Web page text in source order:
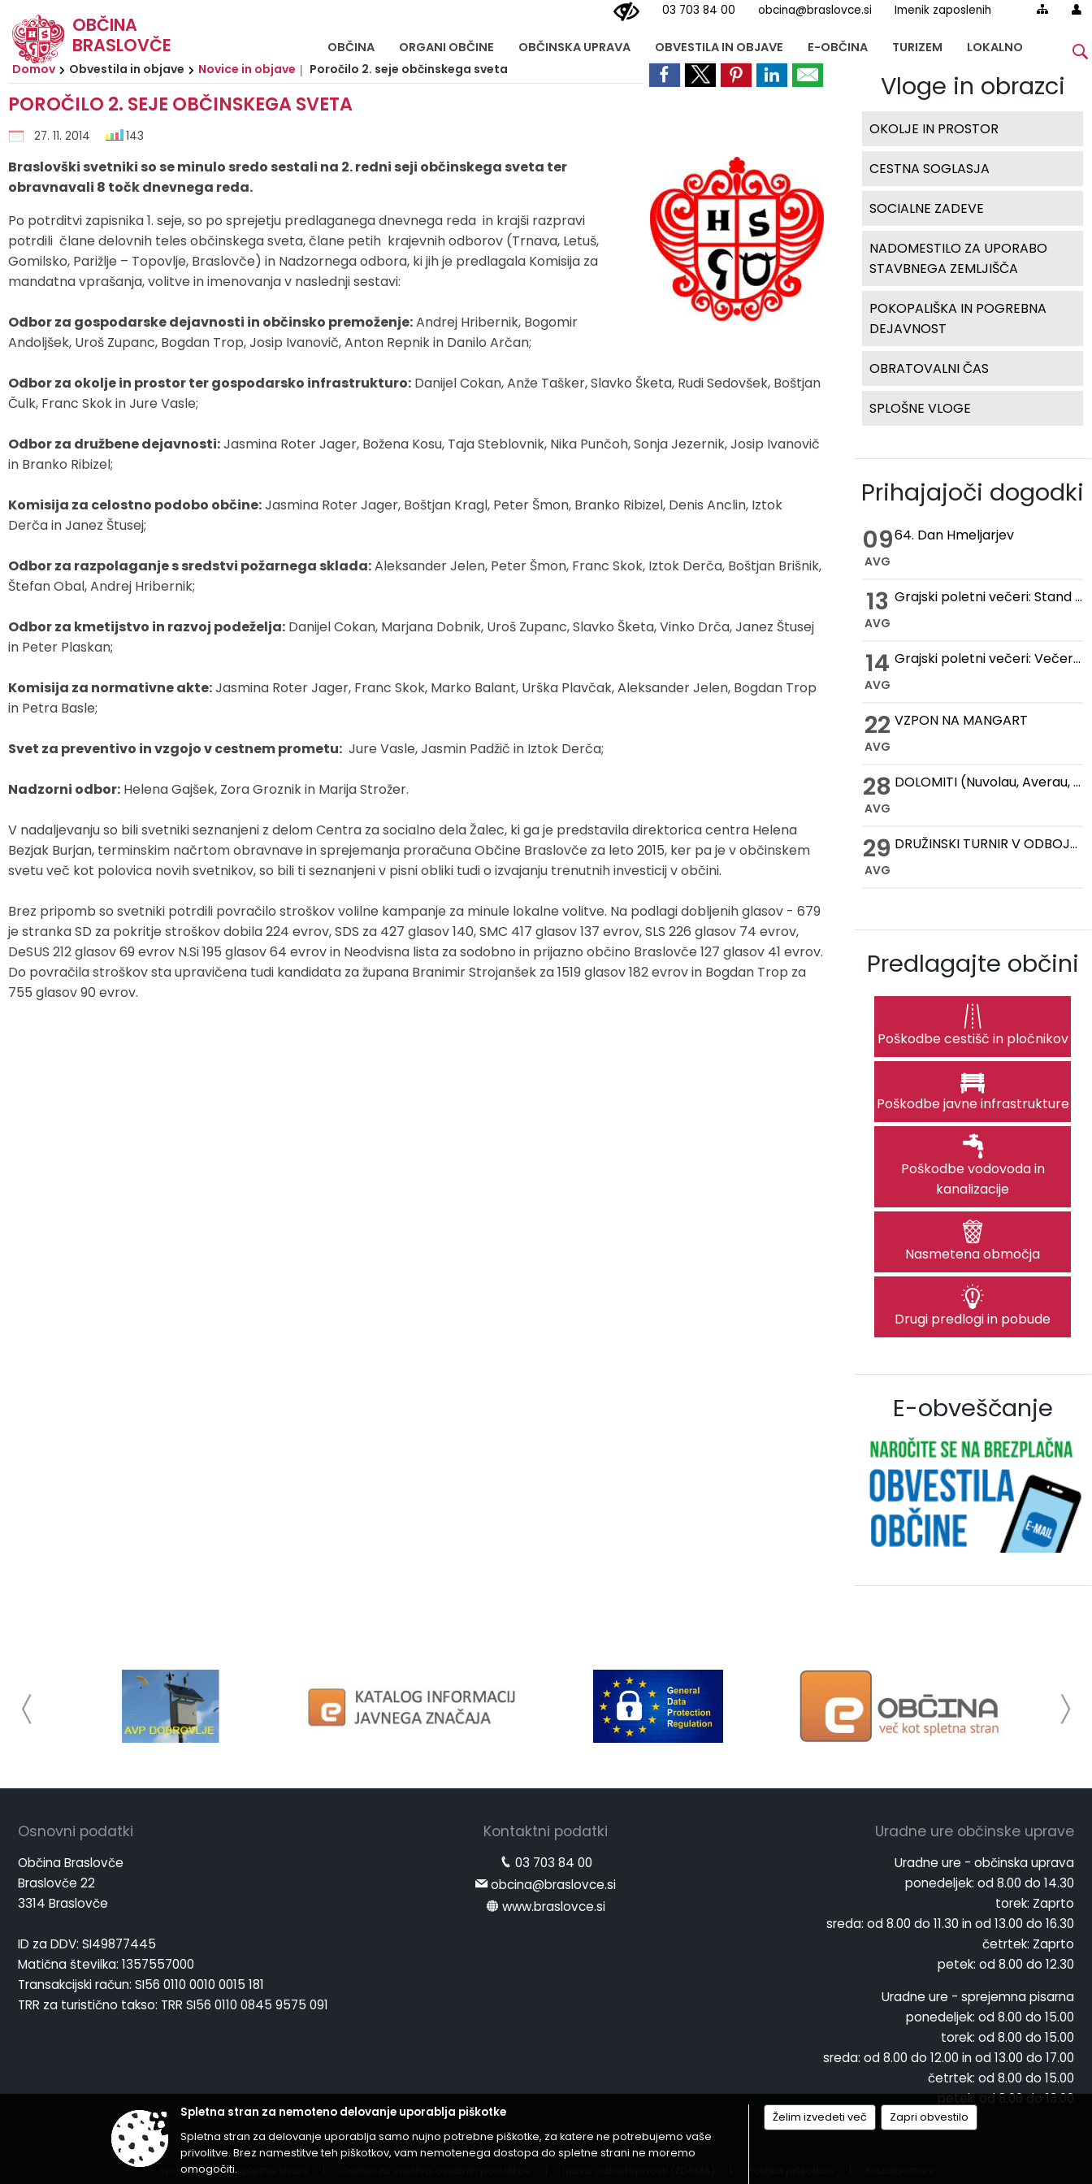
03 703 84 00 obcina@braslovce.si Imenik zaposlenih
OBČINA
BRASLOVČE
OBČINA ORGANI OBČINE OBČINSKA UPRAVA OBVESTILA IN OBJAVE E-OBČINA TURIZEM
LOKALNO
Domov
Obvestila in objave Novice in objave Poročilo 2. seje občinskega sveta
POROČILO 2. SEJE OBČINSKEGA SVETA
27. 11. 2014 143
Braslovški svetniki so se minulo sredo sestali na 2. redni seji občinskega sveta ter
obravnavali 8 točk dnevnega reda.
Po potrditvi zapisnika 1. seje, so po sprejetju predlaganega dnevnega reda in krajši razpravi
potrdili člane delovnih teles občinskega sveta, člane petih krajevnih odborov (Trnava, Letuš,
Gomilsko, Parižlje – Topovlje, Braslovče) in Nadzornega odbora, ki jih je predlagala Komisija za
mandatna vprašanja, volitve in imenovanja v naslednji sestavi:
Odbor za gospodarske dejavnosti in občinsko premoženje:Andrej Hribernik, Bogomir
Andoljšek, Uroš Zupanc, Bogdan Trop, Josip Ivanovič, Anton Repnik in Danilo Arčan;
Odbor za okolje in prostor ter gospodarsko infrastrukturo: Danijel Cokan, Anže Tašker, Slavko Šketa, Rudi Sedovšek, Boštjan
Čulk, Franc Skok in Jure Vasle;
Odbor za družbene dejavnosti:Jasmina Roter Jager, Božena Kosu, Taja Steblovnik, Nika Punčoh, Sonja Jezernik, Josip Ivanovič
in Branko Ribizel;
Komisija za celostno podobo občine:Jasmina Roter Jager, Boštjan Kragl, Peter Šmon, Branko Ribizel, Denis Anclin, Iztok
Derča in Janez Štusej;
Odbor za razpolaganje s sredstvi požarnega sklada:Aleksander Jelen, Peter Šmon, Franc Skok, Iztok Derča, Boštjan Brišnik,
Štefan Obal, Andrej Hribernik;
Odbor za kmetijstvo in razvoj podeželja: Danijel Cokan, Marjana Dobnik, Uroš Zupanc, Slavko Šketa, Vinko Drča, Janez Štusej
in Peter Plaskan;
Komisija za normativne akte:Jasmina Roter Jager, Franc Skok, Marko Balant, Urška Plavčak, Aleksander Jelen, Bogdan Trop
in Petra Basle;
Svet za preventivo in vzgojo v cestnem prometu: Jure Vasle, Jasmin Padžič in Iztok Derča;
Nadzorni odbor: Helena Gajšek, Zora Groznik in Marija Strožer.
V nadaljevanju so bili svetniki seznanjeni z delom Centra za socialno dela Žalec, ki ga je predstavila direktorica centra Helena
Bezjak Burjan, terminskim načrtom obravnave in sprejemanja proračuna Občine Braslovče za leto 2015, ker pa je v občinskem
svetu več kot polovica novih svetnikov, so bili ti seznanjeni v pisni obliki tudi o izvajanju trenutnih investicij v občini.
Brez pripomb so svetniki potrdili povračilo stroškov volilne kampanje za minule lokalne volitve. Na podlagi dobljenih glasov - 679
je stranka SD za pokritje stroškov dobila 224 evrov, SDS za 427 glasov 140, SMC 417 glasov 137 evrov, SLS 226 glasov 74 evrov,
DeSUS 212 glasov 69 evrov N.Si 195 glasov 64 evrov in Neodvisna lista za sodobno in prijazno občino Braslovče 127 glasov 41 evrov.
Do povračila stroškov sta upravičena tudi kandidata za župana Branimir Strojanšek za 1519 glasov 182 evrov in Bogdan Trop za
755 glasov 90 evrov.
Vloge in obrazci
OKOLJE IN PROSTOR
CESTNA SOGLASJA
SOCIALNE ZADEVE
NADOMESTILO ZA UPORABO
STAVBNEGA ZEMLJIŠČA
POKOPALIŠKA IN POGREBNA
DEJAVNOST
OBRATOVALNI ČAS
SPLOŠNE VLOGE
Prihajajoči dogodki
09
AVG
64. Dan Hmeljarjev
13
AVG
Grajski poletni večeri: Stand up večer na Gradu Žovnek
14
AVG
Grajski poletni večeri: Večer romantike na Gradu Žovnek
22
AVG
VZPON NA MANGART
28
AVG
DOLOMITI (Nuvolau, Averau, Cinque Torri, Lago Federa)
29
AVG
DRUŽINSKI TURNIR V ODBOJKI NA MIVKI
Predlagajte občini
Poškodbe cestišč in pločnikov
Poškodbe javne infrastrukture
Poškodbe vodovoda in
kanalizacije
Nasmetena območja
Drugi predlogi in pobude
E-obveščanje
Osnovni podatki
Občina Braslovče
Braslovče 22
3314 Braslovče
ID za DDV: SI49877445
Matična številka: 1357557000
Transakcijski račun: SI56 0110 0010 0015 181
TRR za turistično takso: TRR SI56 0110 0845 9575 091
Kontaktni podatki
03 703 84 00
obcina@braslovce.si
www.braslovce.si
Uradne ure občinske uprave
Uradne ure - občinska uprava
ponedeljek: od 8.00 do 14.30
torek: Zaprto
sreda: od 8.00 do 11.30 in od 13.00 do 16.30
četrtek: Zaprto
petek: od 8.00 do 12.30
Uradne ure - sprejemna pisarna
ponedeljek: od 8.00 do 15.00
torek: od 8.00 do 15.00
sreda: od 8.00 do 12.00 in od 13.00 do 17.00
četrtek: od 8.00 do 15.00
petek:od 8.00 do 13.00
Splošni pogoji spletne strani
Spletna stran za nemoteno delovanje uporablja piškotke
Spletna stran za delovanje uporablja samo nujno potrebne piškotke, za katere ne potrebujemo vaše
privolitve. Brez namestitve teh piškotkov, vam nemotenega dostopa do spletne strani ne moremo
omogočiti.
Želim izvedeti več Zapri obvestilo
OBČINA
Vizitka občine
Predstavitev občine
Grb in zastava
Občinski praznik
Fotogalerija
ORGANI OBČINE
Župan
Podžupani
Občinski svet
Nadzorni odbor
Krajevni odbori
Medobčinska inšpekcija, redarstvo in varstvo okolja
Zaščita in reševanje
Občinski svet
Naloge in pristojnosti
Člani občinskega sveta
Seje občinskega sveta
Komisije in odbori
OBČINSKA UPRAVA
Naloge in pristojnosti
Imenik zaposlenih
Organigram
Uradne ure
Varstvo osebnih podatkov
OBVESTILA IN OBJAVE
Novice in objave
Koledar dogodkov
Zapore cest
Lokalni utrip - novice
Javni razpisi in objave
Predpisi in odloki
Proračun občine
Strateški dokumenti
Občinsko glasilo
Lokalne volitve
Varuhov kotiček
E-OBČINA
Vloge in obrazci
Predlagajte občini
Pogosta vprašanja
E-obveščanje
TURIZEM
TIC Braslovče
Izleti in poti
Znamenitosti
Gostinstvo
Prenočišča
Prireditveni prostor Braslovče
Ekomuzej hmeljarstva in pivovarstva
LOKALNO
Pomembne številke
Prostofer - prevozi starejših
Javni zavodi
Društva in združenja
Gospodarske javne službe
Lokalni ponudniki
Slovo naših občanov
Za pričetek iskanja kliknite na puščico >